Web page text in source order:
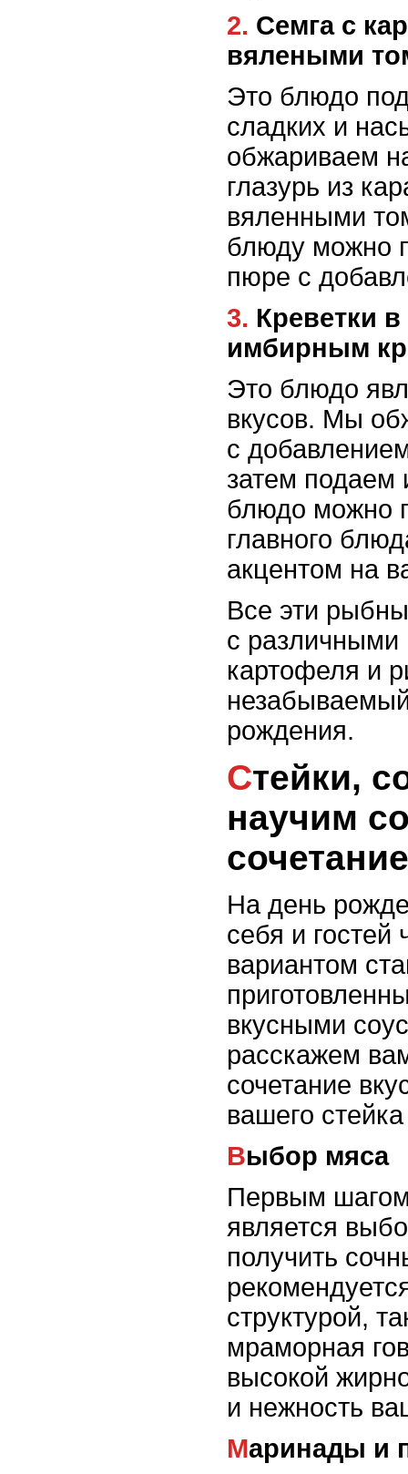
2. Семга с карамельным глазурью и
вялеными
Это блюдо
сладких и
обжариваем
глазурь из
вяленными
блюду можно
пюре с
3. Креветки в апельсиновом соусе с
имбирным
Это блюдо
вкусов. Мы
с
затем
блюдо можно
главного
акцентом на
Все эти
с различными
картофеля и
рождения.
Стейки, соусы и дополнения:
научим
На день
себя и
вариантом
вкусными
расскажем
сочетание
вашего
Выбор мяса
Первым шагом
является
получить
структурой,
мраморная
высокой
и нежность
Маринады и